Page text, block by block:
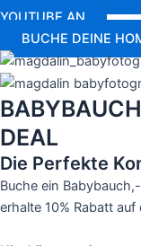
YOUTUBE AN
BUCHE DEINE
DEAL
Die Perfekte
Buche ein
erhalte 10% Rabatt